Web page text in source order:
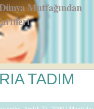
Mutfağından
TADIM